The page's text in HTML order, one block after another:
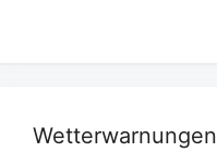
Wetterwarnungen